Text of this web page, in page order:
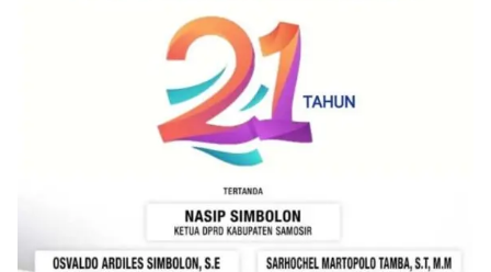
menanyakan kondisi keamanan dan kenyamanan
lingkungan tempat tinggal, serta membuka ruang
komunikasi dua arah agar warga dapat
menyampaikan keluhan maupun informasi terkait
situasi kamtibmas di sekitar mereka.‎‎‎Salah satu
poin utama yang disampaikan dalam kegiatan
sambang ini adalah imbauan kepada warga untuk
memasang bendera Merah Putih secara penuh,
bukan setengah tiang, sebagai bentuk
penghormatan dan rasa cinta tanah air
menjelang perayaan HUT Kemerdekaan RI.
Petugas mengingatkan bahwa pemasangan